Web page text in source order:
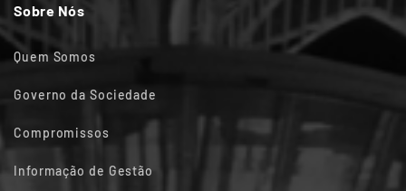
Sobre Nós
Quem Somos
Governo da Sociedade
Compromissos
Informação de Gestão